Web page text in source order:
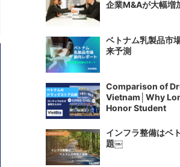
企業M&Aが大幅増
ベトナム乳製品市
来予測
Comparison of
Vietnam│Why
Honor Student
インフラ整備はベ
題￼